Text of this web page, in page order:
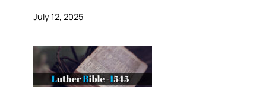
July 12, 2025